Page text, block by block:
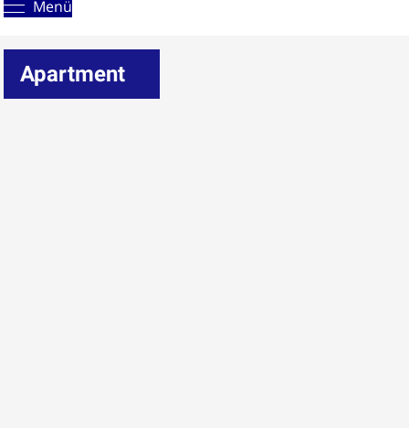
Menü
Apartment